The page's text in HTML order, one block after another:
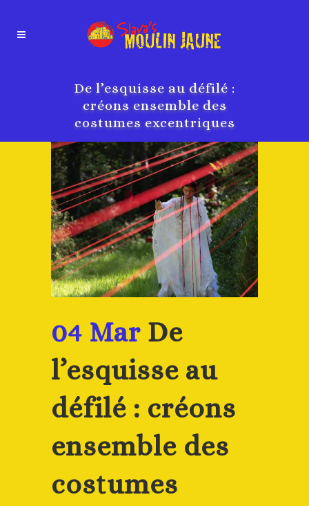
De l’esquisse au défilé :
créons ensemble des
costumes excentriques
04 Mar De
l’esquisse au
défilé : créons
ensemble des
costumes